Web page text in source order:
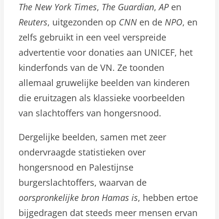
The New York Times, The Guardian,AP en
Reuters, uitgezonden op CNN en de NPO, en
zelfs gebruikt in een veel verspreide
advertentie voor donaties aan UNICEF, het
kinderfonds van de VN. Ze toonden
allemaal gruwelijke beelden van kinderen
die eruitzagen als klassieke voorbeelden
van slachtoffers van hongersnood.
Dergelijke beelden, samen met zeer
ondervraagde statistieken over
hongersnood en Palestijnse
burgerslachtoffers, waarvan de
oorspronkelijke bron Hamas is, hebben ertoe
bijgedragen dat steeds meer mensen ervan